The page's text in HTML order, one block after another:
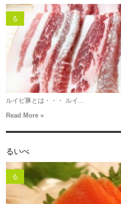
る
ルイビ豚とは・・・ ルイ...
Read More »
るいべ
る